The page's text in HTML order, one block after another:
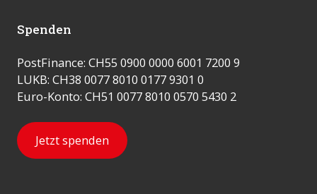
Spenden
PostFinance: CH55 0900 0000 6001 7200 9
LUKB: CH38 0077 8010 0177 9301 0
Euro-Konto: CH51 0077 8010 0570 5430 2
Jetzt spenden